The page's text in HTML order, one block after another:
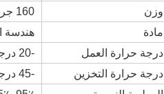
وزن
160 جرام
مادة
هندسة
درجة حرارة العمل
-20 درجة مئوية - +60 درجة مئوية
درجة حرارة التخزين
-45 درجة - + 90 درجة